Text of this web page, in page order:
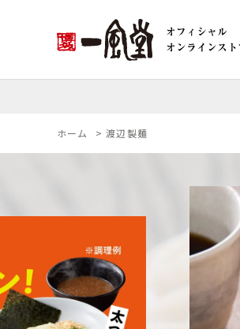
ホーム >渡辺製麺